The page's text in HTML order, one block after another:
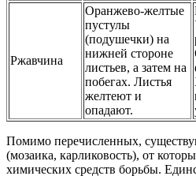
Ржавчина
Оранжево-желтые
пустулы
(подушечки) на
нижней стороне
листьев, а затем на
побегах. Листья
желтеют и
опадают.
Помимо перечисленных,
(мозаика, карликовость), от
химических средств борьбы.